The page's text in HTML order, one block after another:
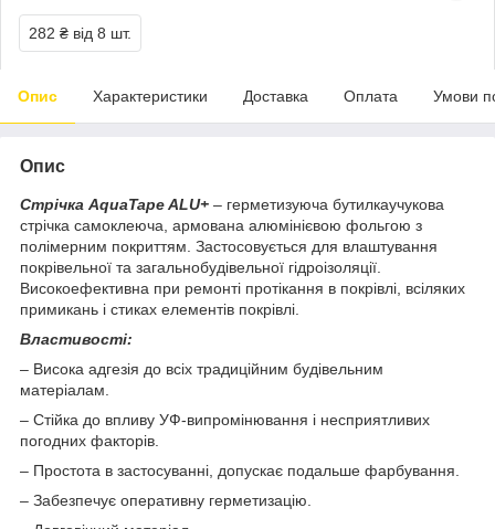
282 ₴ від 8 шт.
Опис Характеристики Доставка Оплата Умови
Опис
Стрічка AquaTape ALU+ – герметизуюча бутилкаучукова
стрічка самоклеюча, армована алюмінієвою фольгою з
полімерним покриттям. Застосовується для влаштування
покрівельної та загальнобудівельної гідроізоляції.
Високоефективна при ремонті протікання в покрівлі, всіляких
примикань і стиках елементів покрівлі.
Властивості:
– Висока адгезія до всіх традиційним будівельним
матеріалам.
– Стійка до впливу УФ-випромінювання і несприятливих
погодних факторів.
– Простота в застосуванні, допускає подальше фарбування.
– Забезпечує оперативну герметизацію.